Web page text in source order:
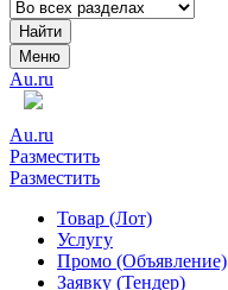
Найти
Меню
Au.ru
Au.ru
Разместить
Разместить
Товар (Лот)
Услугу
Промо (Объявление)
Заявку (Тендер)